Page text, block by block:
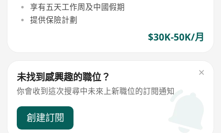
享有五天工作周及中國假期
提供保險計劃
$30K-50K/月
未找到感興趣的職位？
你會收到這次搜尋中未來上新職位的訂閱通知
創建訂閱